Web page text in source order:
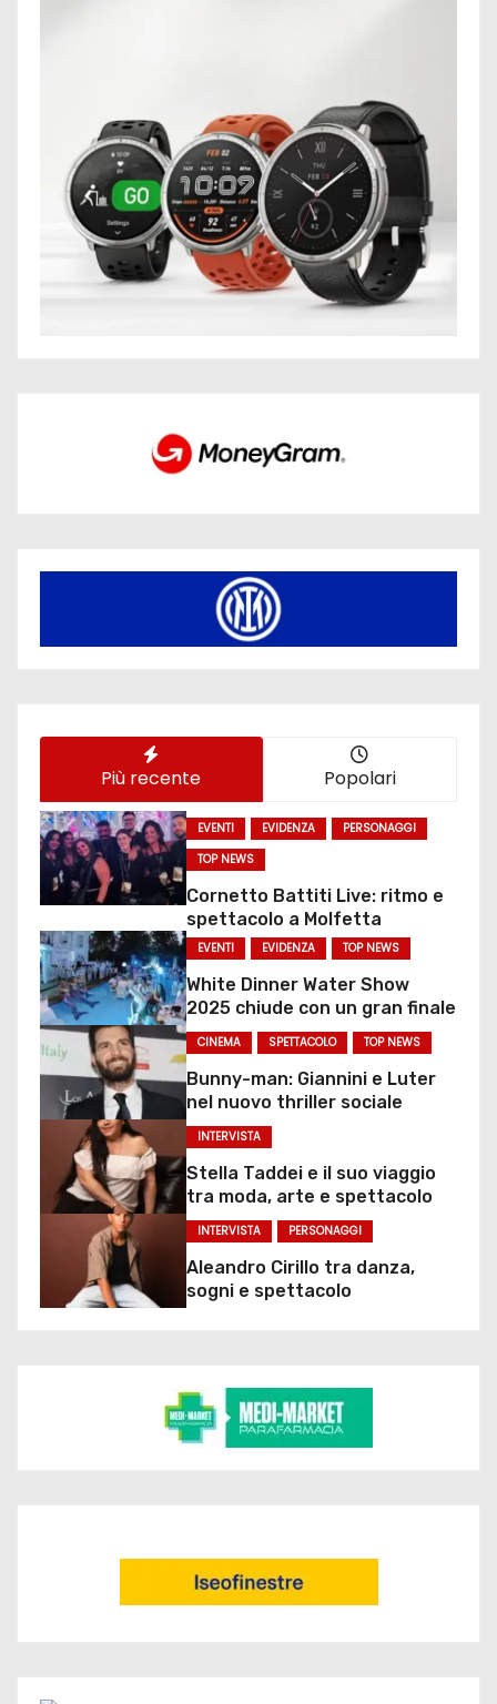
Più recente Popolari
EVENTI EVIDENZA
PERSONAGGI
TOP NEWS
Cornetto Battiti Live: ritmo e
spettacolo a Molfetta
EVENTI EVIDENZA TOP NEWS
White Dinner Water Show
2025 chiude con un gran finale
CINEMA SPETTACOLO TOP NEWS
Bunny-man: Giannini e Luter
nel nuovo thriller sociale
INTERVISTA
Stella Taddei e il suo viaggio
tra moda, arte e spettacolo
INTERVISTA PERSONAGGI
Aleandro Cirillo tra danza,
sogni e spettacolo